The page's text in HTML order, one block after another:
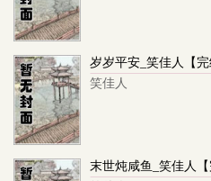
岁岁平安_笑佳人【完
笑佳人
末世炖咸鱼_笑佳人【